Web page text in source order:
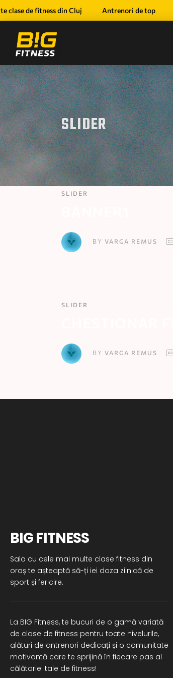
de fitness din Cluj Antrenori de top
SLIDER
SLIDER
BYVARGA REMUS
SLIDER
BYVARGA REMUS
BIG FITNESS
Sala cu cele mai multe clase fitness din
oraș te așteaptă să-ți iei doza zilnică de
sport și fericire.
La BIG Fitness, te bucuri de o gamă variată
de clase de fitness pentru toate nivelurile,
alături de antrenori dedicați și o comunitate
motivantă care te sprijină în fiecare pas al
călătoriei tale de fitness!